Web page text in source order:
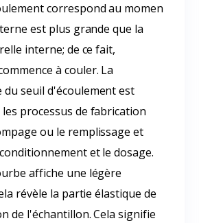
correspond au momen
est plus grande que la
interne; de ce fait,
à couler. La
du seuil d'écoulement est
processus de fabrication
ou le remplissage et
et le dosage.
affiche une légère
révèle la partie élastique de
de l'échantillon. Cela signifie